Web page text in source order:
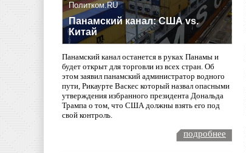
Политком.RU
Панамский канал: США vs.
Китай
Панамский канал останется в руках Панамы и
будет открыт для торговли из всех стран. Об
этом заявил панамский администратор водного
пути, Рикаурте Васкес который назвал опасными
утверждения избранного президента Дональда
Трампа о том, что США должны взять его под
свой контроль.
подробнее